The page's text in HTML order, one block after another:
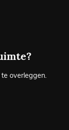
overleggen.